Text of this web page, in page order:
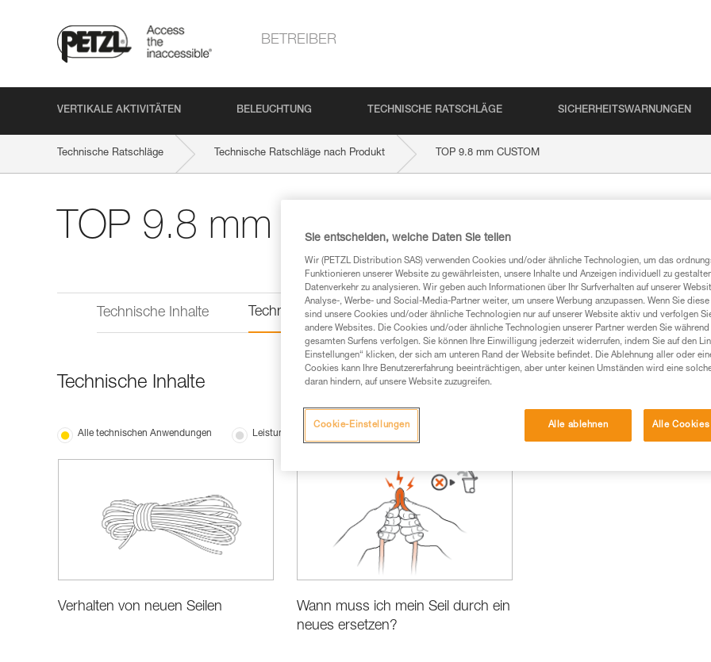
BETREIBER
VERTIKALE AKTIVITÄTEN BELEUCHTUNG TECHNISCHE RATSCHLÄGE SICHERHEITSWARNUNGEN
Technische Ratschläge Technische Ratschläge nach Produkt TOP 9.8 mm CUSTOM
TOP 9.8 mm CUSTOM
Technische Inhalte Technische Informationen
Technische Inhalte
Alle technischen Anwendungen Leistung und Produktinformationen
Verhalten von neuen Seilen
Wann muss ich mein Seil durch ein
neues ersetzen?
Sie entscheiden, welche Daten Sie teilen
Wir (PETZL Distribution SAS) verwenden Cookies und/oder ähnliche Technologien, um das
Funktionieren unserer Website zu gewährleisten, unsere Inhalte und Anzeigen individuell zu
Datenverkehr zu analysieren. Wir geben auch Informationen über Ihr Surfverhalten auf unserer
Analyse-, Werbe- und Social-Media-Partner weiter, um unsere Werbung anzupassen. Wenn Sie
sind unsere Cookies und/oder ähnliche Technologien nur auf unserer Website aktiv und verfolgen
andere Websites. Die Cookies und/oder ähnliche Technologien unserer Partner werden Sie während
gesamten Surfens verfolgen. Sie können Ihre Einwilligung jederzeit widerrufen, indem Sie auf den
Einstellungen“ klicken, der sich am unteren Rand der Website befindet. Die Ablehnung aller oder
Cookies kann Ihre Benutzererfahrung beeinträchtigen, aber unter keinen Umständen wird eine
daran hindern, auf unsere Website zuzugreifen.
Alle ablehnen Alle
Cookie-Einstellungen